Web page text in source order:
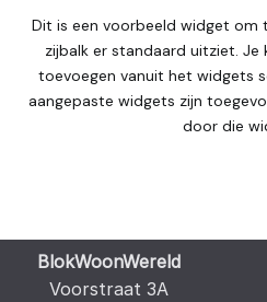
Dit is een voorbeeld widget om
zijbalk er standaard uitziet.
toevoegen vanuit het widgets
aangepaste widgets zijn
door die
BlokWoonWereld
Voorstraat 3A